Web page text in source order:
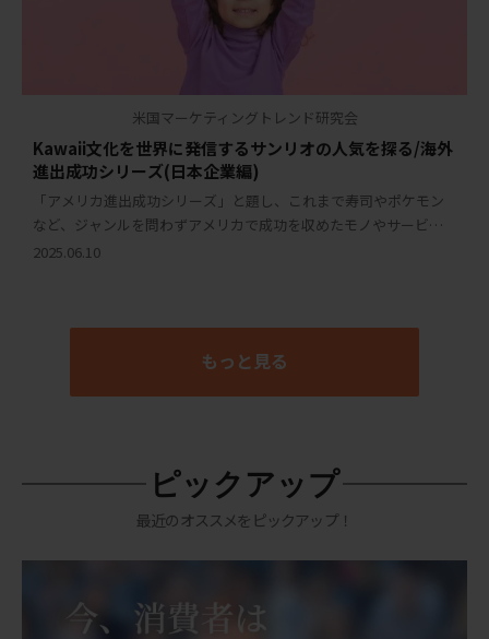
米国マーケティングトレンド研究会
Kawaii文化を世界に発信するサンリオの人気を探る/海外
進出成功シリーズ(日本企業編)
「アメリカ進出成功シリーズ」と題し、これまで寿司やポケモン
など、ジャンルを問わずアメリカで成功を収めたモノやサービ
ス、企業をご紹介してきました。今回ご紹介するのは、日本を代
2025.06.10
もっと見る
ピックアップ
最近のオススメをピックアップ！